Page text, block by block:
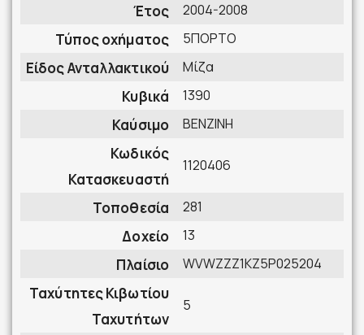
Έτος 2004-2008
Τύπος οχήματος 5ΠΟΡΤΟ
Είδος Ανταλλακτικού Μίζα
Κυβικά 1390
Καύσιμο ΒΕΝΖΙΝΗ
Κωδικός
Κατασκευαστή
1120406
Τοποθεσία 281
Δοχείο 13
Πλαίσιο WVWZZZ1KZ5P025204
Ταχύτητες Κιβωτίου
Ταχυτήτων
5